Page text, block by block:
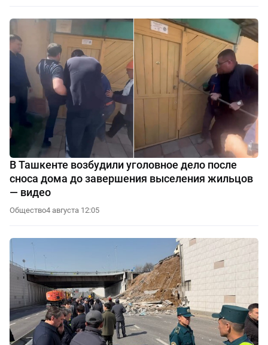
В Ташкенте возбудили уголовное дело после
сноса дома до завершения выселения жильцов
— видео
Общество4 августа 12:05